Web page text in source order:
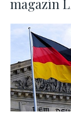
magazín